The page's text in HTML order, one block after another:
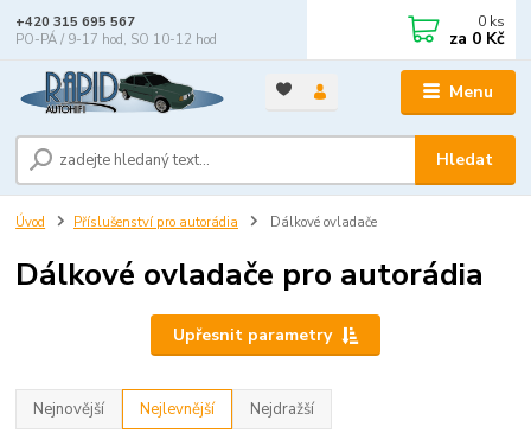
Menu
Hledat
+420 315 695 567
PO-PÁ / 9-17 hod, SO 10-12 hod
0 ks
za 0 Kč
Úvod Příslušenství pro autorádia Dálkové ovladače
Dálkové ovladače pro autorádia
Upřesnit parametry
Nejnovější Nejlevnější Nejdražší